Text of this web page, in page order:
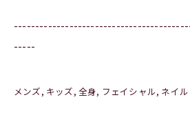
-----
メンズ キッズ 全身 フェイシャル ネイル